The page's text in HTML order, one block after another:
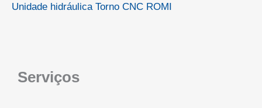
Unidade hidráulica Torno CNC ROMI
Serviços